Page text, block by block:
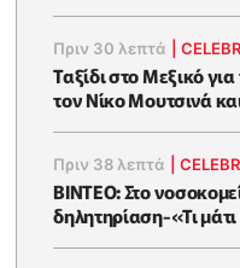
Πριν 30 λεπτά |
Ταξίδι στο Μεξικό
τον Νίκο Μουτσινά
Πριν 38 λεπτά |
ΒΙΝΤΕΟ: Στο
δηλητηρίαση-«Τι